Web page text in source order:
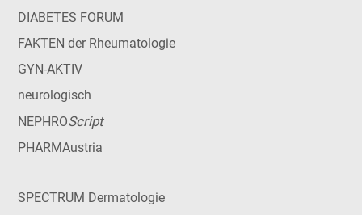
DIABETES FORUM
FAKTEN der Rheumatologie
GYN-AKTIV
neurologisch
NEPHROScript
PHARMAustria
SPECTRUM Dermatologie